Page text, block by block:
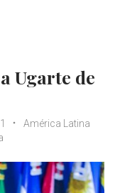
Ugarte de
América Latina